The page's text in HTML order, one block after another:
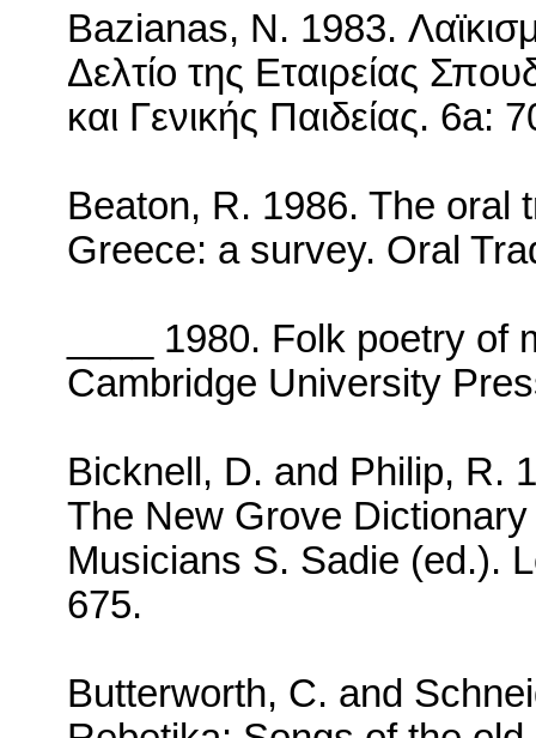
Bazianas, N. 1983.
Δελτίο της Εταιρείας
και Γενικής Παιδείας. 6a:
Beaton, R. 1986. The oral
Greece: a survey. Oral
____ 1980. Folk poetry of
Cambridge University
Bicknell, D. and Philip, R.
The New Grove
Musicians S. Sadie (ed.).
675.
Butterworth, C. and